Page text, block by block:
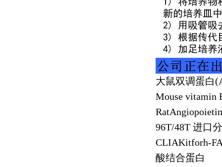
大鼠双调蛋白
Mouse vitamin
96T/48T 进口
CLIAKitforh-
酸结合蛋白